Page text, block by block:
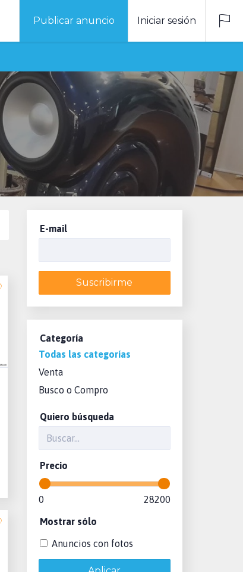
Publicar anuncio Iniciar sesión
E-mail
Suscribirme
Categoría
Todas las categorías
Venta
Busco o Compro
Quiero búsqueda
Precio
0 28200
Mostrar sólo
Anuncios con fotos